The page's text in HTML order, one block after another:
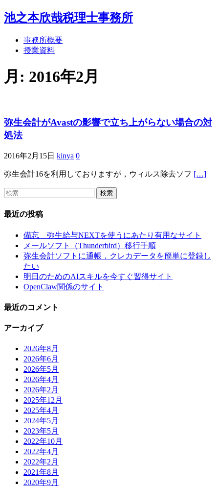
池之本欣哉税理士事務所
事務所概要
授業資料
月: 2016年2月
弥生会計がAvastの影響で立ち上がらない場合の対
処法
2016年2月15日 kinya 0
弥生会計16を利用しておりますが，ウィルス除去ソフ […]
検
最近の投稿
備忘 弥生給与NEXTを使うにあたり有用なサイト
メールソフト（Thunderbird）移行手順
弥生会計ソフトに通帳，クレカデータを簡単に登録し
たい
明日のためのAIスキルを今すぐ習得サイト
OpenClaw関係のサイト
最近のコメント
アーカイブ
2026年8月
2026年6月
2026年5月
2026年4月
2026年2月
2025年12月
2025年4月
2024年5月
2023年5月
2022年10月
2022年4月
2022年2月
2021年8月
2020年9月